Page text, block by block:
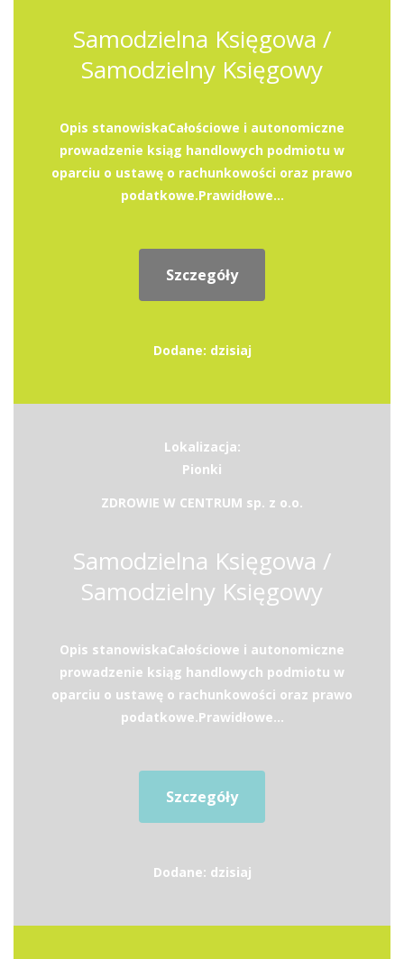
Samodzielna Księgowa /
Samodzielny Księgowy
Opis stanowiskaCałościowe i autonomiczne
prowadzenie ksiąg handlowych podmiotu w
oparciu o ustawę o rachunkowości oraz prawo
podatkowe.Prawidłowe...
Szczegóły
Dodane: dzisiaj
Lokalizacja:
Pionki
ZDROWIE W CENTRUM sp. z o.o.
Samodzielna Księgowa /
Samodzielny Księgowy
Opis stanowiskaCałościowe i autonomiczne
prowadzenie ksiąg handlowych podmiotu w
oparciu o ustawę o rachunkowości oraz prawo
podatkowe.Prawidłowe...
Szczegóły
Dodane: dzisiaj